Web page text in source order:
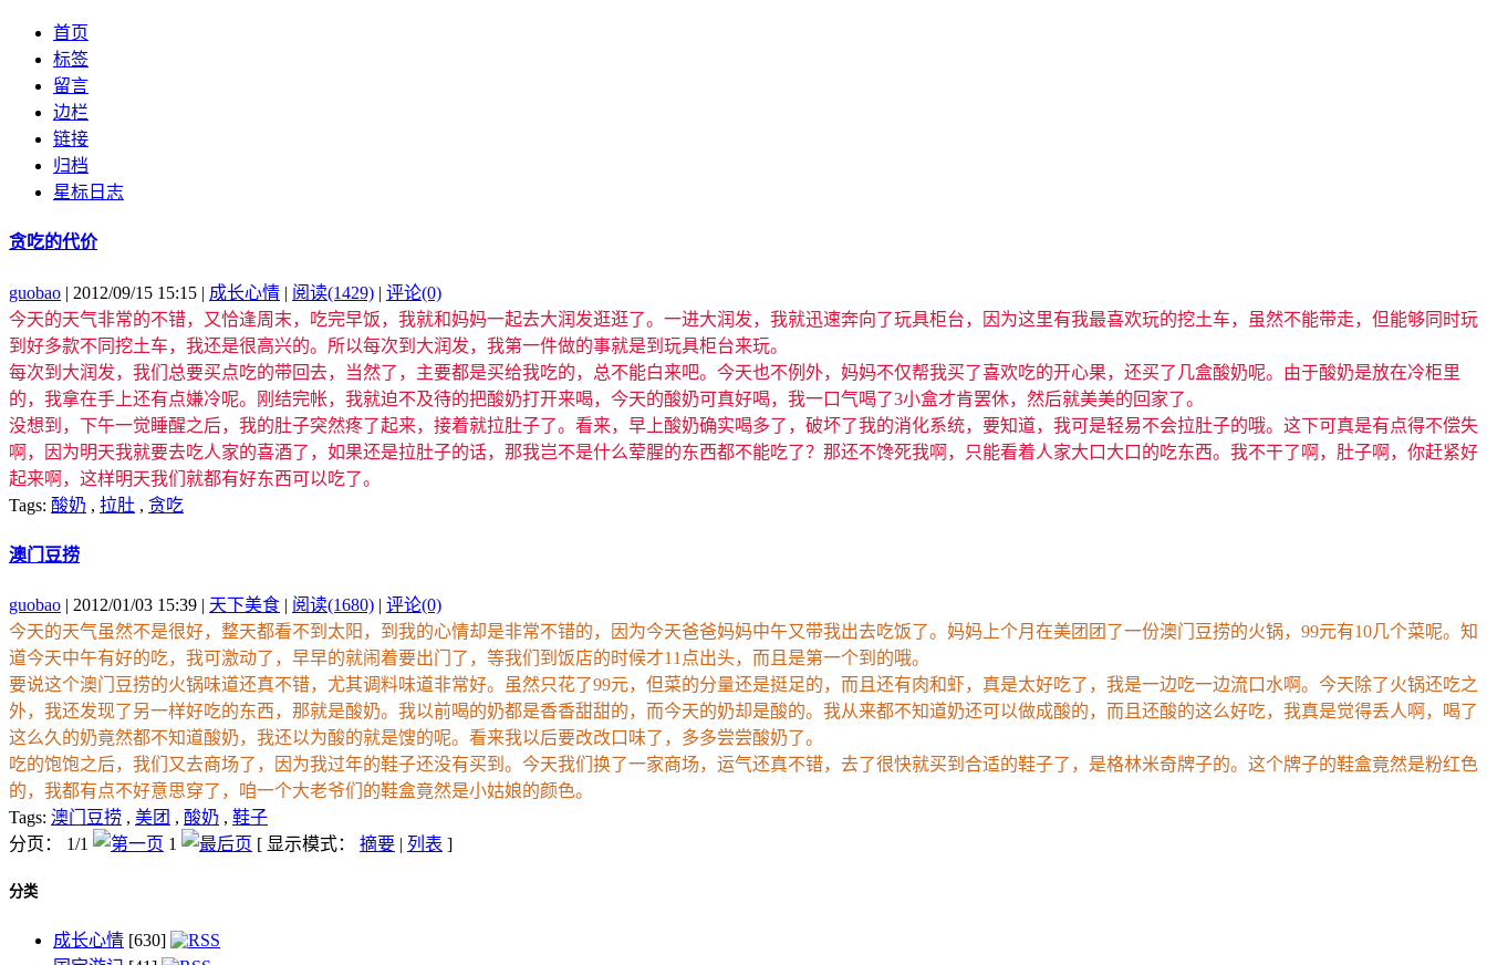
首页
标签
留言
边栏
链接
归档
星标日志
贪吃的代价
guobao | 2012/09/15 15:15 | 成长心情 | 阅读(1429) | 评论(0)
今天的天气非常的不错，又恰逢周末，吃完早饭，我就和妈妈一起去大润发逛逛了。一进大润发，我就迅速奔向了玩具柜台，因为这里有我最喜欢玩的挖土车，虽然不能带走，但能够同时玩
到好多款不同挖土车，我还是很高兴的。所以每次到大润发，我第一件做的事就是到玩具柜台来玩。
每次到大润发，我们总要买点吃的带回去，当然了，主要都是买给我吃的，总不能白来吧。今天也不例外，妈妈不仅帮我买了喜欢吃的开心果，还买了几盒酸奶呢。由于酸奶是放在冷柜里
的，我拿在手上还有点嫌冷呢。刚结完帐，我就迫不及待的把酸奶打开来喝，今天的酸奶可真好喝，我一口气喝了3小盒才肯罢休，然后就美美的回家了。
没想到，下午一觉睡醒之后，我的肚子突然疼了起来，接着就拉肚子了。看来，早上酸奶确实喝多了，破坏了我的消化系统，要知道，我可是轻易不会拉肚子的哦。这下可真是有点得不偿失
啊，因为明天我就要去吃人家的喜酒了，如果还是拉肚子的话，那我岂不是什么荤腥的东西都不能吃了？那还不馋死我啊，只能看着人家大口大口的吃东西。我不干了啊，肚子啊，你赶紧好
起来啊，这样明天我们就都有好东西可以吃了。
Tags: 酸奶 , 拉肚 , 贪吃
澳门豆捞
guobao | 2012/01/03 15:39 | 天下美食 | 阅读(1680) | 评论(0)
今天的天气虽然不是很好，整天都看不到太阳，到我的心情却是非常不错的，因为今天爸爸妈妈中午又带我出去吃饭了。妈妈上个月在美团团了一份澳门豆捞的火锅，99元有10几个菜呢。知
道今天中午有好的吃，我可激动了，早早的就闹着要出门了，等我们到饭店的时候才11点出头，而且是第一个到的哦。
要说这个澳门豆捞的火锅味道还真不错，尤其调料味道非常好。虽然只花了99元，但菜的分量还是挺足的，而且还有肉和虾，真是太好吃了，我是一边吃一边流口水啊。今天除了火锅还吃之
外，我还发现了另一样好吃的东西，那就是酸奶。我以前喝的奶都是香香甜甜的，而今天的奶却是酸的。我从来都不知道奶还可以做成酸的，而且还酸的这么好吃，我真是觉得丢人啊，喝了
这么久的奶竟然都不知道酸奶，我还以为酸的就是馊的呢。看来我以后要改改口味了，多多尝尝酸奶了。
吃的饱饱之后，我们又去商场了，因为我过年的鞋子还没有买到。今天我们换了一家商场，运气还真不错，去了很快就买到合适的鞋子了，是格林米奇牌子的。这个牌子的鞋盒竟然是粉红色
的，我都有点不好意思穿了，咱一个大老爷们的鞋盒竟然是小姑娘的颜色。
Tags: 澳门豆捞 , 美团 , 酸奶 , 鞋子
分页： 1/1
1 [ 显示模式： 摘要 | 列表 ]
分类
成长心情 [630]